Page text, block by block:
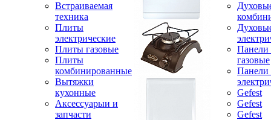
Встраиваемая
техника
Плиты
электрические
Плиты газовые
Плиты
комбинированные
Вытяжки
кухонные
Аксессуарыи и
запчасти
Панели
газовые
Панели
Gefest
Gefest
Gefest